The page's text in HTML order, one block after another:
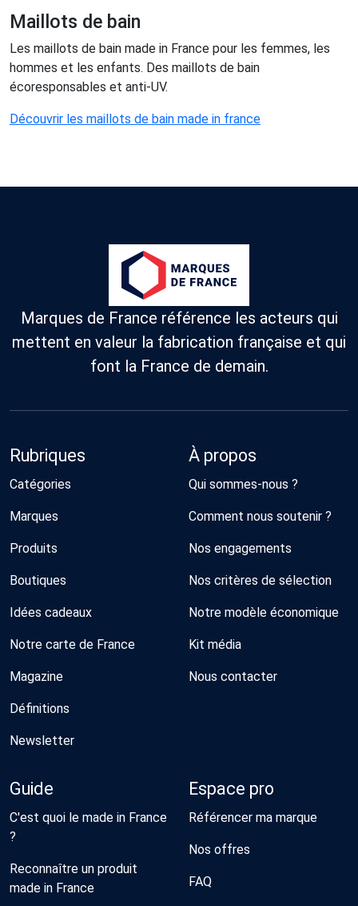
Maillots de bain
Les maillots de bain made in France pour les femmes, les
hommes et les enfants. Des maillots de bain
écoresponsables et anti-UV.
Découvrir les maillots de bain made in france
Marques de France référence les acteurs qui
mettent en valeur la fabrication française et qui
font la France de demain.
Rubriques
Catégories
Marques
Produits
Boutiques
Idées cadeaux
Notre carte de France
Magazine
Définitions
Newsletter
À propos
Qui sommes-nous ?
Comment nous soutenir ?
Nos engagements
Nos critères de sélection
Notre modèle économique
Kit média
Nous contacter
Guide
C'est quoi le made in France
?
Reconnaître un produit
made in France
Espace pro
Référencer ma marque
Nos offres
FAQ